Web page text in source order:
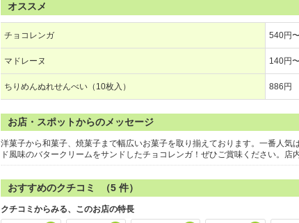
オススメ
チョコレンガ 540円
マドレーヌ 140円
ちりめんぬれせんべい（10枚入） 886円
お店・スポットからのメッセージ
洋菓子から和菓子、焼菓子まで幅広いお菓子を取り揃えております。一番人
ド風味のバタークリームをサンドしたチョコレンガ！ぜひご賞味ください。店
おすすめのクチコミ （5 件）
クチコミからみる、このお店の特長